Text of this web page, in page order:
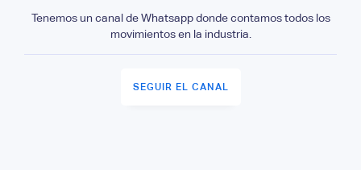
Tenemos un canal de Whatsapp donde contamos todos los
movimientos en la industria.
SEGUIR EL CANAL